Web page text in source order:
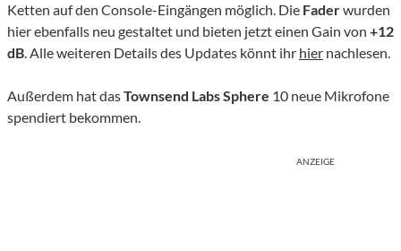
Ketten auf den Console-Eingängen möglich. Die Faderwurden
hier ebenfalls neu gestaltet und bieten jetzt einen Gain von +12
dB. Alle weiteren Details des Updates könnt ihr hier nachlesen.
Außerdem hat dasTownsend Labs Sphere 10 neue Mikrofone
spendiert bekommen.
ANZEIGE